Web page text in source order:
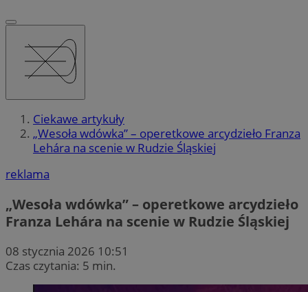
Ciekawe artykuły
„Wesoła wdówka” – operetkowe arcydzieło Franza
Lehára na scenie w Rudzie Śląskiej
reklama
„Wesoła wdówka” – operetkowe arcydzieło
Franza Lehára na scenie w Rudzie Śląskiej
08 stycznia 2026 10:51
Czas czytania: 5 min.